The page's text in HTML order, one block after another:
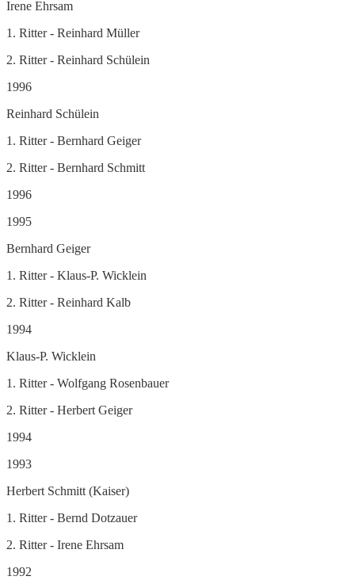
Irene Ehrsam
1. Ritter - Reinhard Müller
2. Ritter - Reinhard Schülein
1996
Reinhard Schülein
1. Ritter - Bernhard Geiger
2. Ritter - Bernhard Schmitt
1996
1995
Bernhard Geiger
1. Ritter - Klaus-P. Wicklein
2. Ritter - Reinhard Kalb
1994
Klaus-P. Wicklein
1. Ritter - Wolfgang Rosenbauer
2. Ritter - Herbert Geiger
1994
1993
Herbert Schmitt (Kaiser)
1. Ritter - Bernd Dotzauer
2. Ritter - Irene Ehrsam
1992